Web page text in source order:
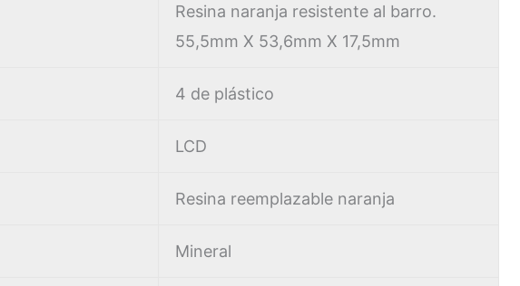
Resina naranja resistente al barro.
55,5mm X 53,6mm X 17,5mm
4 de plástico
LCD
Resina reemplazable naranja
Mineral